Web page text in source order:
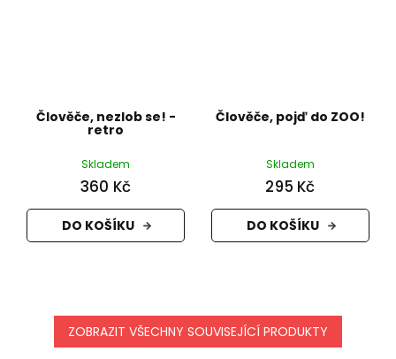
Člověče, nezlob se! -
retro
Skladem
360 Kč
DO KOŠÍKU
Člověče, pojď do ZOO!
Skladem
295 Kč
DO KOŠÍKU
ZOBRAZIT VŠECHNY SOUVISEJÍCÍ PRODUKTY